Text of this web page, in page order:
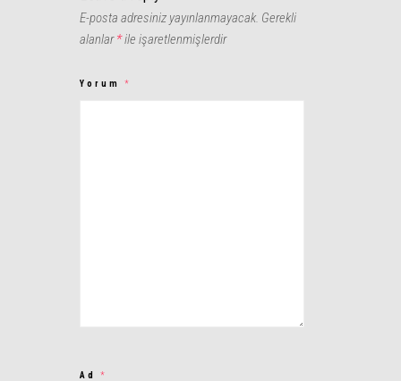
E-posta adresiniz yayınlanmayacak. Gerekli
alanlar*ile işaretlenmişlerdir
Yorum *
Ad *